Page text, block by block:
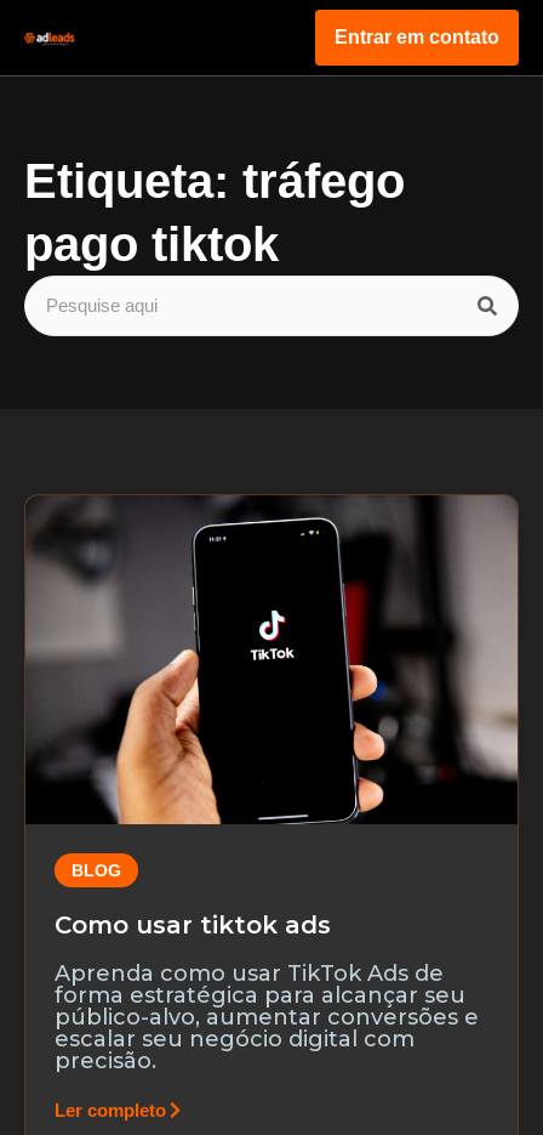
Entrar em contato
Etiqueta: tráfego
pago tiktok
BLOG
Como usar tiktok ads
Aprenda como usar TikTok Ads de
forma estratégica para alcançar seu
público-alvo, aumentar conversões e
escalar seu negócio digital com
precisão.
Ler completo